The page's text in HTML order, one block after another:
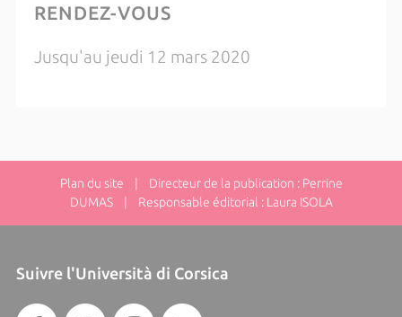
RENDEZ-VOUS
Jusqu'au jeudi 12 mars 2020
Plan du site | Directeur de la publication : Perrine
DUMAS | Responsable éditorial : Laura ISOLA
Suivre l'Università di Corsica